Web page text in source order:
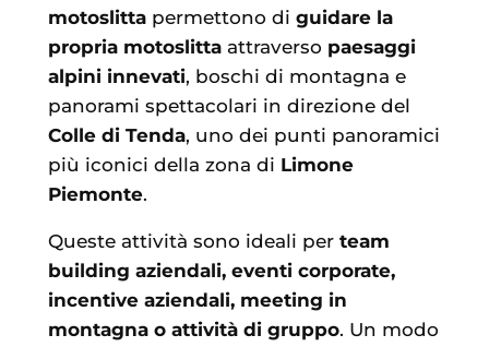
motoslittapermettono di guidare la
propria motoslittaattraverso paesaggi
alpini innevati, boschi di montagna e
panorami spettacolari in direzione del
Colle di Tenda, uno dei punti panoramici
più iconici della zona di Limone
Piemonte.
Queste attività sono ideali per team
building aziendali, eventi corporate,
incentive aziendali, meeting in
montagna o attività di gruppo. Un modo